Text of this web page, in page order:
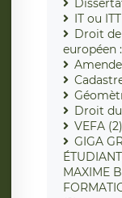
IT ou
Droit
européen
Droit
VEFA (2)
GIGA
MAXIME